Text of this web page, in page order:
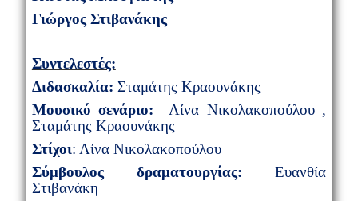
Γιώργος Στιβανάκης
Συντελεστές:
Διδασκαλία: Σταμάτης Κραουνάκης
Mουσικό σενάριο: Λίνα Νικολακοπούλου ,
Σταμάτης Κραουνάκης
Στίχοι: Λίνα Νικολακοπούλου
Σύμβουλος δραματουργίας: Ευανθία
Στιβανάκη